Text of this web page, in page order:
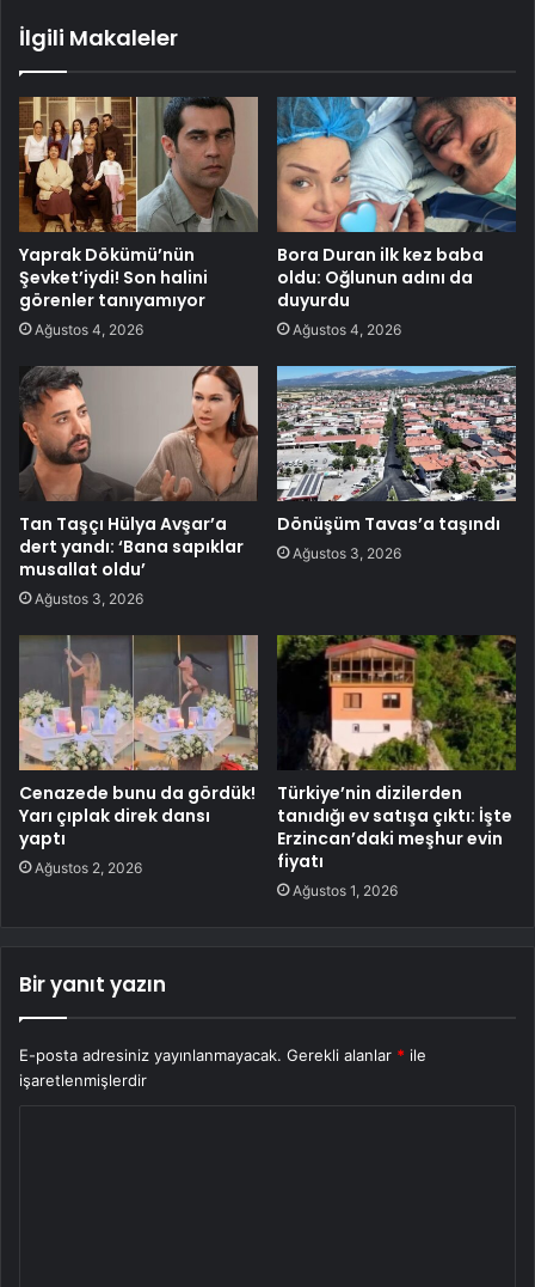
İlgili Makaleler
Yaprak Dökümü’nün
Şevket’iydi! Son halini
görenler tanıyamıyor
Ağustos 4, 2026
Bora Duran ilk kez baba
oldu: Oğlunun adını da
duyurdu
Ağustos 4, 2026
Tan Taşçı Hülya Avşar’a
dert yandı: ‘Bana sapıklar
musallat oldu’
Ağustos 3, 2026
Dönüşüm Tavas’a taşındı
Ağustos 3, 2026
Cenazede bunu da gördük!
Yarı çıplak direk dansı
yaptı
Ağustos 2, 2026
Türkiye’nin dizilerden
tanıdığı ev satışa çıktı: İşte
Erzincan’daki meşhur evin
fiyatı
Ağustos 1, 2026
Bir yanıt yazın
E-posta adresiniz yayınlanmayacak. Gerekli alanlar * ile
işaretlenmişlerdir